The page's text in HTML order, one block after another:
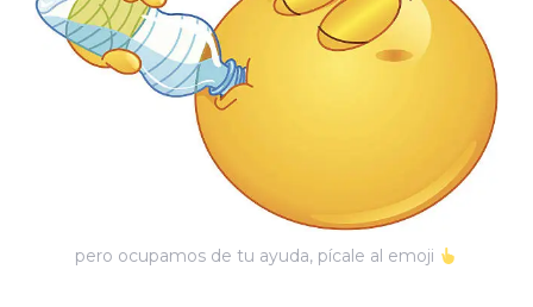
pero ocupamos de tu ayuda, pícale al emoji